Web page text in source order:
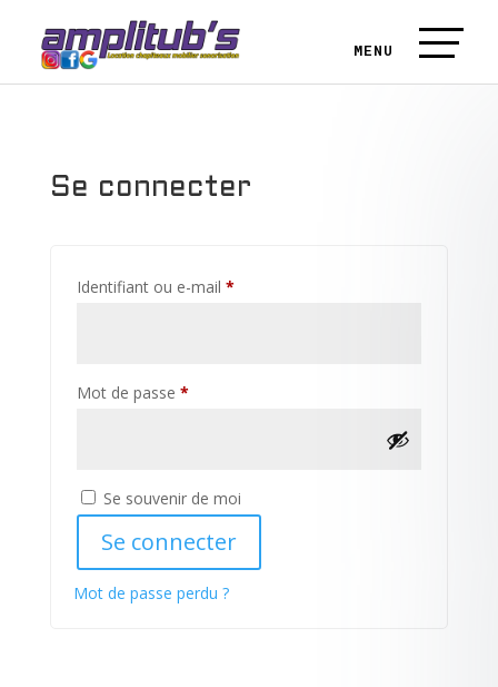
Se connecter
Identifiant ou e-mail *Obligatoire
Mot de passe *Obligatoire
Se souvenir de moi
Se connecter
Mot de passe perdu ?